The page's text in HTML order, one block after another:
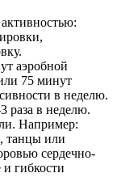
аэробной
75 минут
в неделю.
раза в неделю.
Например:
танцы или
сердечно-
гибкости